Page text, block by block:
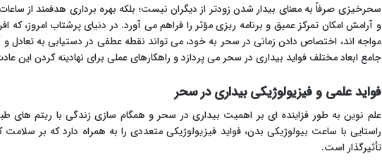
سحرخیزی صرفاً به معنای بیدار شدن زودتر از دیگران نیست؛ بلکه بهره برداری هدفمند از
و آرامش امکان تمرکز عمیق و برنامه ریزی مؤثر را فراهم می آورد. در دنیای پرشتاب امروز، که
مواجه اند، اختصاص دادن زمانی در سحر به خود، می تواند نقطه عطفی در دستیابی به تعادل و
جامع ابعاد مختلف فواید بیداری در سحر می پردازد و راهکارهای عملی برای نهادینه کردن این
فواید علمی و فیزیولوژیکی بیداری در سحر
علم نوین به طور فزاینده ای بر اهمیت بیداری در سحر و همگام سازی زندگی با ریتم های
راستایی با ساعت بیولوژیکی بدن، فواید فیزیولوژیکی متعددی را به همراه دارد که بر
تأثیرگذار است.